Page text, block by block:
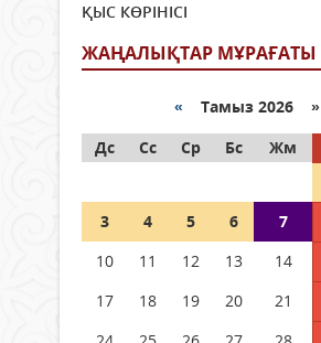
ҚЫС КӨРІНІСІ
ЖАҢАЛЫҚТАР МҰРАҒАТЫ
« Тамыз 2026 »
Дс
Сс Ср Бс Жм
3
4 5 6 7
10
11 12 13 14
17
18 19 20 21